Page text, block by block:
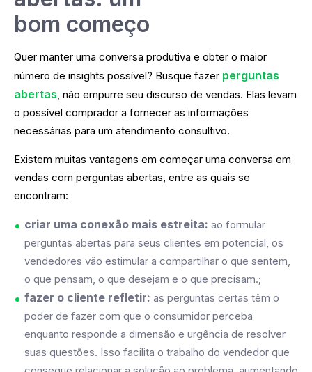
bom começo
Quer manter uma conversa produtiva e obter o maior
número de insights possível? Busque fazer perguntas
abertas, não empurre seu discurso de vendas. Elas levam
o possível comprador a fornecer as informações
necessárias para um atendimento consultivo.
Existem muitas vantagens em começar uma conversa em
vendas com perguntas abertas, entre as quais se
encontram:
criar uma conexão mais estreita: ao formular
perguntas abertas para seus clientes em potencial, os
vendedores vão estimular a compartilhar o que sentem,
o que pensam, o que desejam e o que precisam.;
fazer o cliente refletir: as perguntas certas têm o
poder de fazer com que o consumidor perceba
enquanto responde a dimensão e urgência de resolver
suas questões. Isso facilita o trabalho do vendedor que